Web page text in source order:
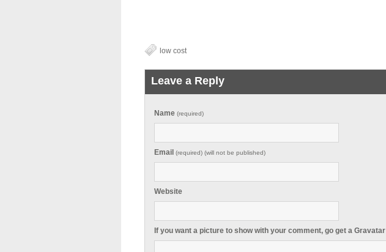
low cost
Leave a Reply
Name(required)
Email (required) (will not be published)
Website
If you want a picture to show with your comment, go get a Gravatar